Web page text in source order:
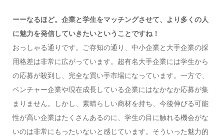
ーーなるほど。企業と学生をマッチングさせて、より多くの人
に魅力を発信していきたいということですね！
おっしゃる通りです。ご存知の通り、中小企業と大手企業の採
用格差は非常に広がっています。超有名大手企業には学生から
の応募が殺到し、完全な買い手市場になっています。一方で、
ベンチャー企業や現在成長している企業にはなかなか応募が集
まりません。しかし、素晴らしい商材を持ち、今後伸びる可能
性が高い企業はたくさんあるのに、学生の目に触れる機会がな
いのは非常にもったいないと感じています。そういった魅力的